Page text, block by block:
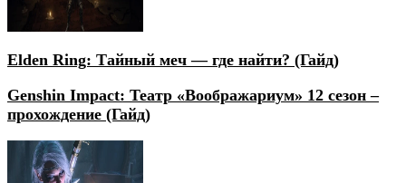
Elden Ring: Тайный меч — где найти? (Гайд)
Genshin Impact: Театр «Воображариум» 12 сезон –
прохождение (Гайд)